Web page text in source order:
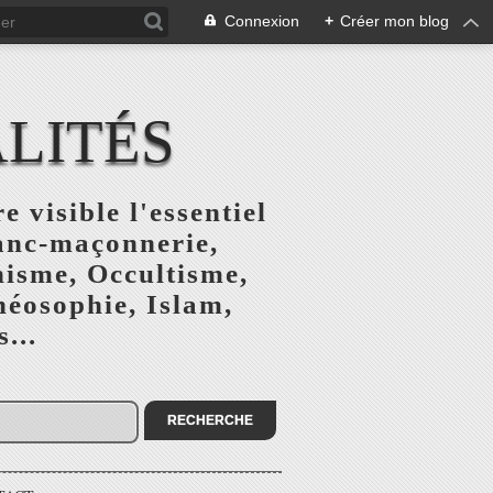
Connexion + Créer mon blog
visible l'essentiel
maçonnerie,
Occultisme,
Islam,